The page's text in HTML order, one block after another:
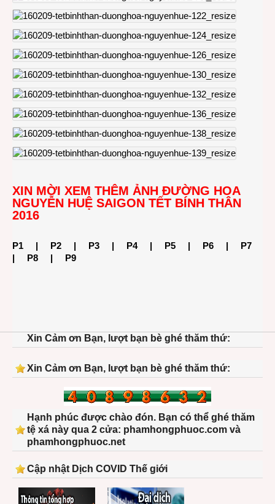
XIN MỜI XEM THÊM ẢNH ĐƯỜNG HOA
NGUYỄN HUỆ SAIGON TẾT BÍNH THÂN
2016
P1 | P2 | P3 | P4| P5 | P6 | P7
| P8 | P9
Xin Cảm ơn Bạn, lượt bạn bè ghé thăm thứ:
Xin Cảm ơn Bạn, lượt bạn bè ghé thăm thứ:
Hạnh phúc được chào đón. Bạn có thể ghé thăm
tệ xá này qua 2 cửa: phamhongphuoc.com và
phamhongphuoc.net
Cập nhật Dịch COVID Thế giới